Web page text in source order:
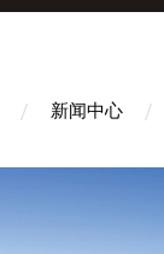
新闻中心